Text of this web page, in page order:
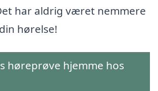
har aldrig været nemmere
hørelse!
høreprøve hjemme hos